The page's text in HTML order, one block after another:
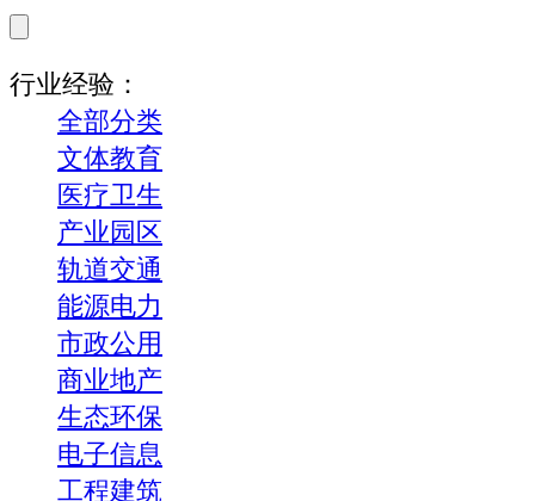
行业经验：
全部分类
文体教育
医疗卫生
产业园区
轨道交通
能源电力
市政公用
商业地产
生态环保
电子信息
工程建筑